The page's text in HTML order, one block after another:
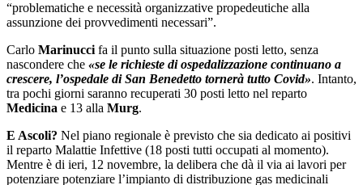
“problematiche e necessità organizzative propedeutiche alla
assunzione dei provvedimenti necessari”.
Carlo Marinucci fa il punto sulla situazione posti letto, senza
nascondere che «se le richieste di ospedalizzazione continuano a
crescere, l’ospedale di San Benedetto tornerà tutto Covid». Intanto,
tra pochi giorni saranno recuperati 30 posti letto nel reparto
Medicina e 13 alla Murg.
E Ascoli? Nel piano regionale è previsto che sia dedicato ai positivi
il reparto Malattie Infettive (18 posti tutti occupati al momento).
Mentre è di ieri, 12 novembre, la delibera che dà il via ai lavori per
potenziare potenziare l’impianto di distribuzione gas medicinali